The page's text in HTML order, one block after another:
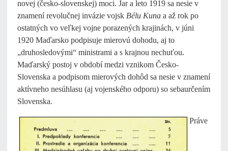
novej (česko-slovenskej) moci. Jar a leto 1919 sa nesie v
znamení revolučnej invázie vojsk Bélu Kuna a až rok po
ostatných vo veľkej vojne porazených krajinách, v júni
1920 Maďarsko podpisuje mierovú dohodu, aj to
„druhosledovými“ ministrami a s krajnou nechuťou.
Maďarský postoj v období medzi vznikom Česko-
Slovenska a podpisom mierových dohôd sa nesie v znamení
aktívneho nesúhlasu (aj vojenského odporu) so sebaurčením
Slovenska.
Práve